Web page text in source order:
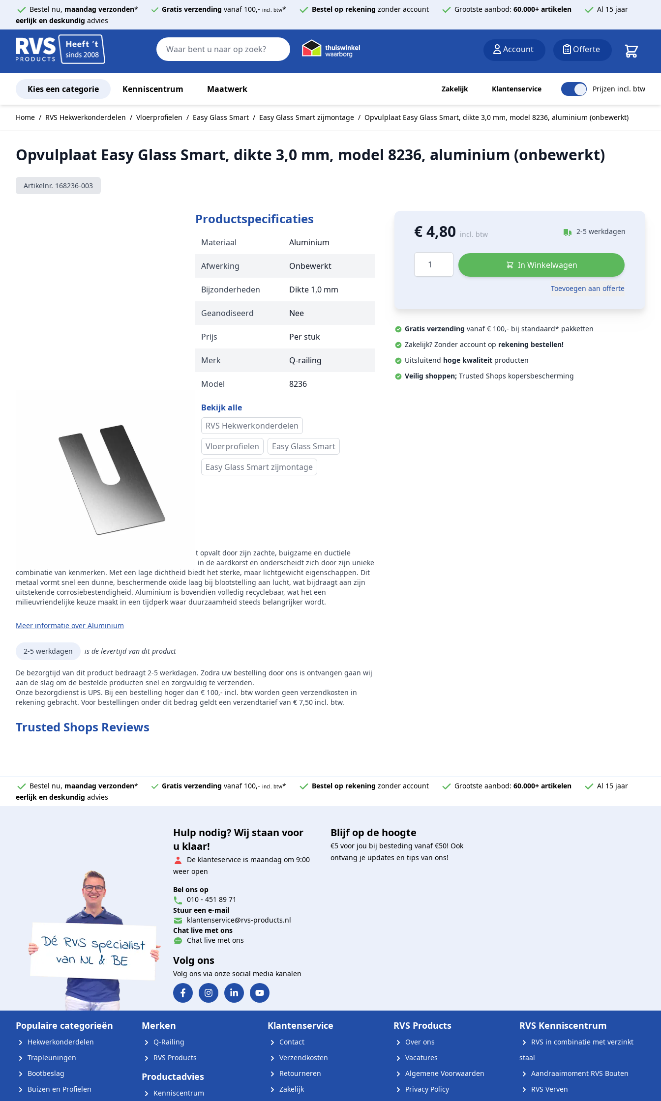
Bestel nu, maandag verzonden* Gratis verzending vanaf 100,- incl. btw* Bestel op rekening zonder account Grootste aanbod: 60.000+ artikelen
Al 15 jaar
eerlijk en deskundig advies
Zoek
Account Offerte
Kies een categorie Kenniscentrum Maatwerk Zakelijk Klantenservice Prijzen incl. btw
Home / RVS Hekwerkonderdelen / Vloerprofielen / Easy Glass Smart / Easy Glass Smart zijmontage / Opvulplaat Easy Glass Smart, dikte 3,0 mm, model 8236, aluminium (onbewerkt)
Opvulplaat Easy Glass Smart, dikte 3,0 mm, model 8236, aluminium (onbewerkt)
Artikelnr. 168236-003
Productspecificaties
Materiaal Aluminium
Afwerking Onbewerkt
Bijzonderheden Dikte 1,0 mm
Geanodiseerd Nee
Prijs Per stuk
Merk Q-railing
Model 8236
Bekijk alle
RVS Hekwerkonderdelen
Vloerprofielen
Easy Glass Smart
Easy Glass Smart zijmontage
Omschrijving
is het materiaal van dit product
Aluminium is een lichtgewicht, zilverkleurig metaal dat opvalt door zijn zachte, buigzame en ductiele
eigenschappen. Het is het meest voorkomende metaal in de aardkorst en onderscheidt zich door zijn unieke
combinatie van kenmerken. Met een lage dichtheid biedt het sterke, maar lichtgewicht eigenschappen. Dit
metaal vormt snel een dunne, beschermende oxide laag bij blootstelling aan lucht, wat bijdraagt aan zijn
uitstekende corrosiebestendigheid. Aluminium is bovendien volledig recyclebaar, wat het een
milieuvriendelijke keuze maakt in een tijdperk waar duurzaamheid steeds belangrijker wordt.
Meer informatie over Aluminium
2-5 werkdagen is de levertijd van dit product
De bezorgtijd van dit product bedraagt 2-5 werkdagen. Zodra uw bestelling door ons is ontvangen gaan wij
aan de slag om de bestelde producten snel en zorgvuldig te verzenden.
Onze bezorgdienst is UPS. Bij een bestelling hoger dan € 100,- incl. btw worden geen verzendkosten in
rekening gebracht. Voor bestellingen onder dit bedrag geldt een verzendtarief van € 7,50 incl. btw.
Trusted Shops Reviews
€ 4,80 incl. btw 2-5 werkdagen
Aantal
In Winkelwagen
Toevoegen aan offerte
Gratis verzending vanaf € 100,- bij standaard* pakketten
Zakelijk? Zonder account op rekening bestellen!
Uitsluitend hoge kwaliteit producten
Veilig shoppen; Trusted Shops kopersbescherming
Bestel nu, maandag verzonden* Gratis verzending vanaf 100,- incl. btw* Bestel op rekening zonder account Grootste aanbod: 60.000+ artikelen
Al 15 jaar
eerlijk en deskundig advies
Hulp nodig? Wij staan voor
u klaar!
De klanteservice is maandag om 9:00
weer open
Bel ons op
010 - 451 89 71
Stuur een e-mail
klantenservice@rvs-products.nl
Chat live met ons
Chat live met ons
Volg ons
Volg ons via onze social media kanalen
Blijf op de hoogte
€5 voor jou bij besteding vanaf €50! Ook
ontvang je updates en tips van ons!
Populaire categorieën
Hekwerkonderdelen
Trapleuningen
Bootbeslag
Buizen en Profielen
Merken
Q-Railing
RVS Products
Productadvies
Kenniscentrum
Klantenservice
Contact
Verzendkosten
Retourneren
Zakelijk
RVS Products
Over ons
Vacatures
Algemene Voorwaarden
Privacy Policy
RVS Kenniscentrum
RVS in combinatie met verzinkt
staal
Aandraaimoment RVS Bouten
RVS Verven